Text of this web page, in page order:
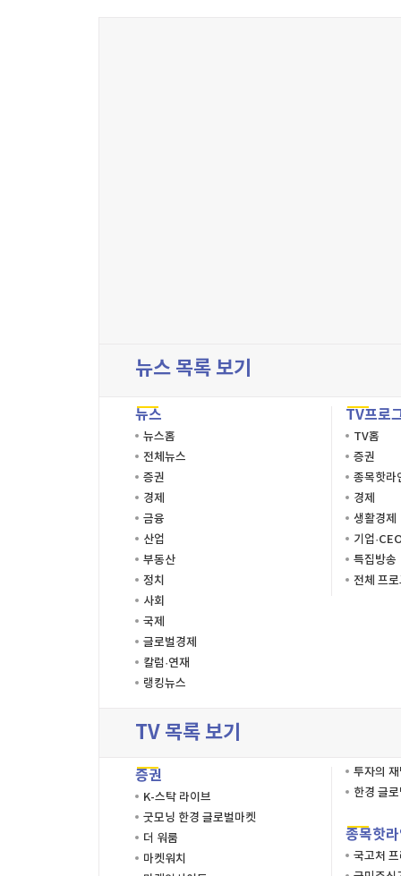
뉴스 목록 보기
뉴스
뉴스홈
전체뉴스
증권
경제
금융
산업
부동산
정치
사회
국제
글로벌경제
칼럼·연재
랭킹뉴스
TV프로
TV홈
증권
종목핫라
경제
생활경제
기업
특집방송
전체 프
TV 목록 보기
증권
K-스탁 라이브
굿모닝 한경 글로벌마켓
더 워룸
마켓워치
투자의
한경 글
종목핫
국고처